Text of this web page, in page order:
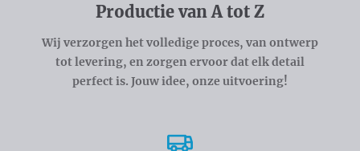
Productie van A tot Z
Wij verzorgen het volledige proces, van ontwerp
tot levering, en zorgen ervoor dat elk detail
perfect is. Jouw idee, onze uitvoering!